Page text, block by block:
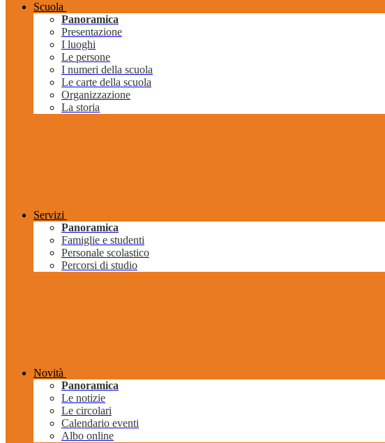
Scuola
Panoramica
Presentazione
I luoghi
Le persone
I numeri della scuola
Le carte della scuola
Organizzazione
La storia
Servizi
Panoramica
Famiglie e studenti
Personale scolastico
Percorsi di studio
Novità
Panoramica
Le notizie
Le circolari
Calendario eventi
Albo online